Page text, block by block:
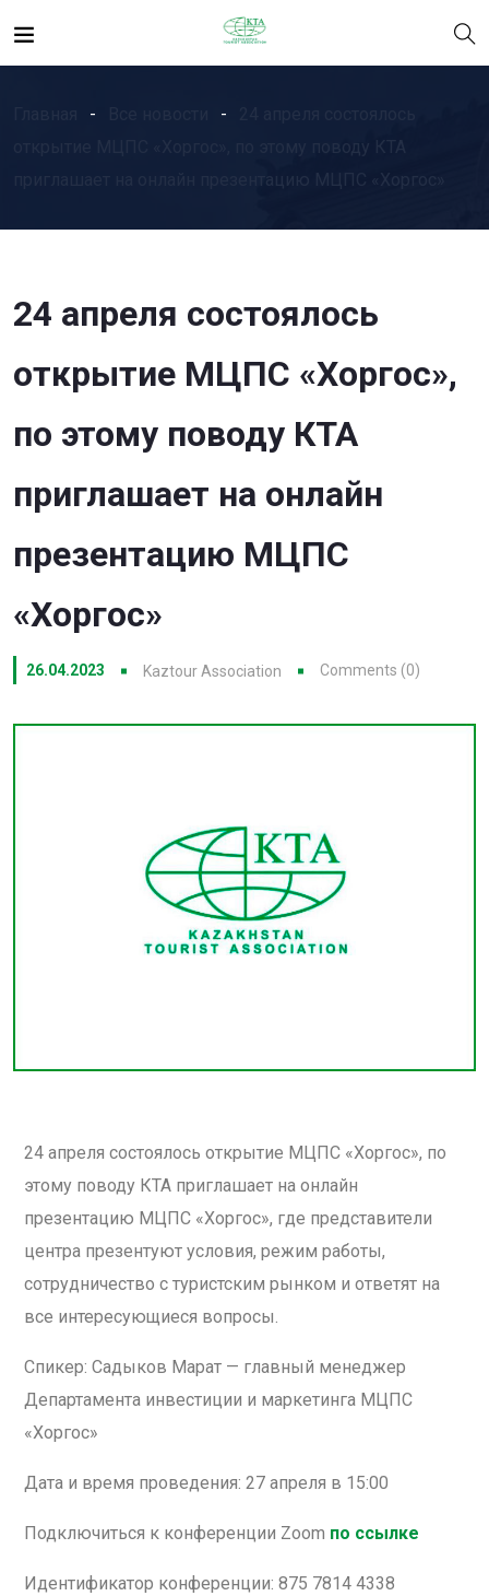
24 апреля состоялось
открытие МЦПС «Хоргос»,
по этому поводу КТА
приглашает на онлайн
презентацию МЦПС
«Хоргос»
26.04.2023 Kaztour Association Comments (0)
24 апреля состоялось открытие МЦПС «Хоргос», по
этому поводу КТА приглашает на онлайн
презентацию МЦПС «Хоргос», где представители
центра презентуют условия, режим работы,
сотрудничество с туристским рынком и ответят на
все интересующиеся вопросы.
Спикер: Садыков Марат — главный менеджер
Департамента инвестиции и маркетинга МЦПС
«Хоргос»
Дата и время проведения: 27 апреля в 15:00
Подключиться к конференции Zoom по ссылке
Идентификатор конференции: 875 7814 4338